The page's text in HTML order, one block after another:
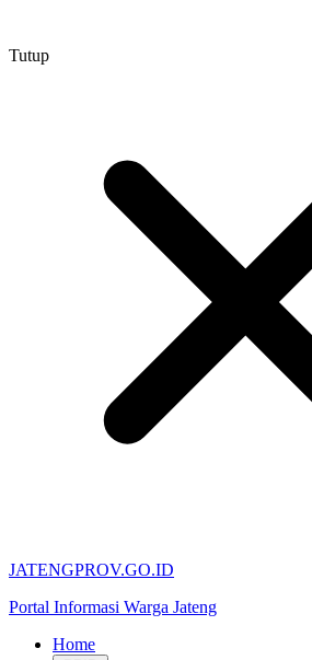
Tutup
JATENGPROV.GO.ID
Portal Informasi Warga Jateng
Home